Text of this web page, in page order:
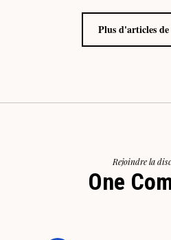
Plus d'articles
Rejoindre la
One